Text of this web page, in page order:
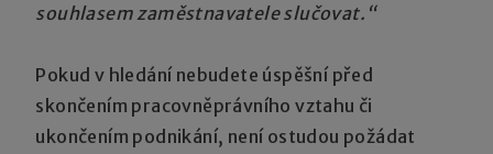
souhlasem zaměstnavatele slučovat.“
Pokud v hledání nebudete úspěšní před
skončením pracovněprávního vztahu či
ukončením podnikání, není ostudou požádat